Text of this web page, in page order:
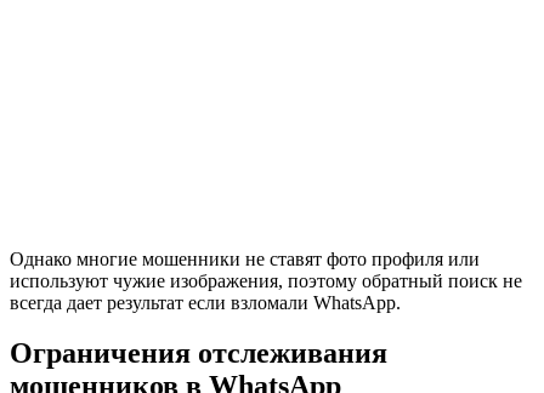
Однако многие мошенники не ставят фото профиля или
используют чужие изображения, поэтому обратный поиск не
всегда дает результат если взломали WhatsApp.
Ограничения отслеживания
мошенников в WhatsApp